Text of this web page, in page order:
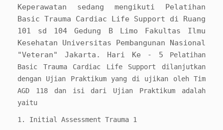
Keperawatan sedang mengikuti Pelatihan
Basic Trauma Cardiac Life Support di Ruang
101 sd 104 Gedung B Limo Fakultas Ilmu
Kesehatan Universitas Pembangunan Nasional
"Veteran" Jakarta. Hari Ke - 5
Pelatihan
Basic Trauma Cardiac Life Support dilanjutkan
dengan Ujian Praktikum yang di ujikan oleh Tim
AGD 118 dan isi dari Ujian Praktikum adalah
yaitu
1. Initial Assessment Trauma 1